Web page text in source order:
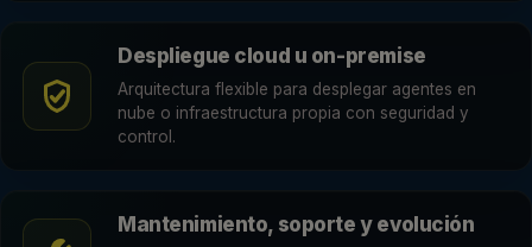
Despliegue cloud u on-premise
Arquitectura flexible para desplegar agentes en
nube o infraestructura propia con seguridad y
control.
Mantenimiento, soporte y evolución